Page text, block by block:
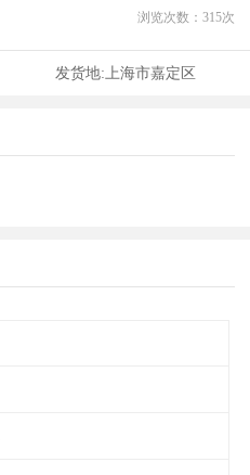
浏览次数： 315次
发货地:上海市嘉定区